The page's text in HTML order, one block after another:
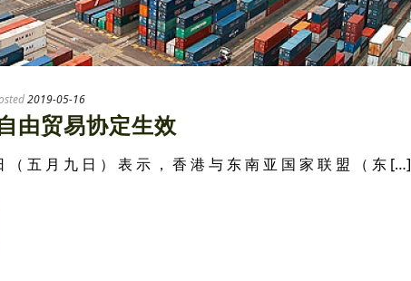
2019-05-16
由贸易协定生效
（ 五 月 九 日 ） 表 示 ， 香 港 与 东 南 亚 国 家 联 盟 （ 东 […]